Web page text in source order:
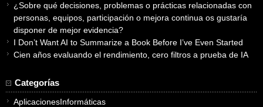
¿Sobre qué decisiones, problemas o prácticas relacionadas con
personas, equipos, participación o mejora continua os gustaría
disponer de mejor evidencia?
I Don’t Want AI to Summarize a Book Before I’ve Even Started
Cien años evaluando el rendimiento, cero filtros a prueba de IA
Categorías
AplicacionesInformáticas